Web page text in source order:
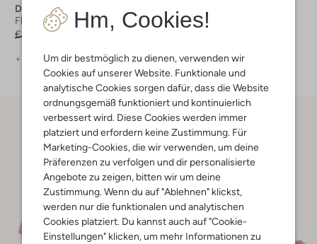
Hm, Cookies!
Um dir bestmöglich zu dienen, verwenden wir
Cookies auf unserer Website. Funktionale und
analytische Cookies sorgen dafür, dass die Website
ordnungsgemäß funktioniert und kontinuierlich
verbessert wird. Diese Cookies werden immer
platziert und erfordern keine Zustimmung. Für
Marketing-Cookies, die wir verwenden, um deine
Präferenzen zu verfolgen und dir personalisierte
Angebote zu zeigen, bitten wir um deine
Zustimmung. Wenn du auf "Ablehnen" klickst,
werden nur die funktionalen und analytischen
Cookies platziert. Du kannst auch auf "Cookie-
Einstellungen" klicken, um mehr Informationen zu
Develab
Flache Sandalen
€ 79,99 € 55,99
+ mehr farben
Develab
Flache Sandalen